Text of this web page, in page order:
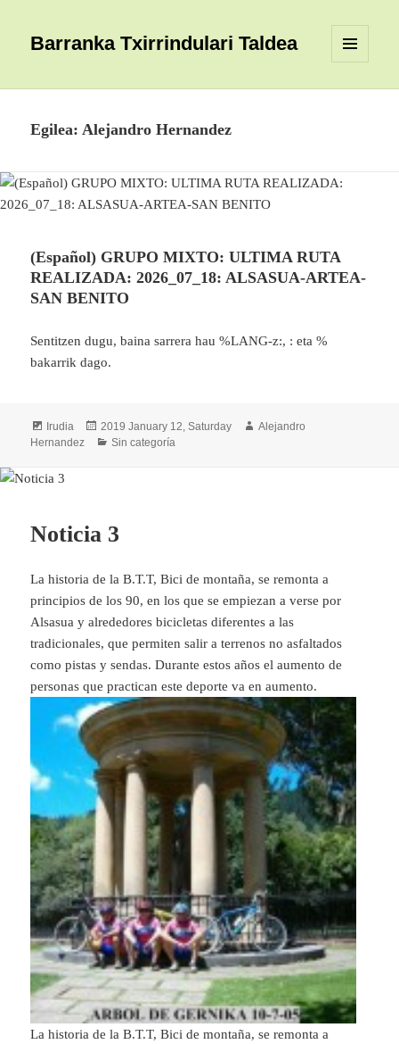
Barranka Txirrindulari Taldea
WIDGETAK
Egilea:Alejandro Hernandez
(Español) GRUPO MIXTO: ULTIMA RUTA
REALIZADA: 2026_07_18: ALSASUA-ARTEA-
SAN BENITO
Sentitzen dugu, baina sarrera hau %LANG-z:, : eta %
bakarrik dago.
Formatua
Irudia
Argitaratze-
data
2019 January 12, Saturday Egilea
Alejandro
Hernandez
Kategoriak
Sin categoría
Noticia 3
La historia de la B.T.T, Bici de montaña, se remonta a
principios de los 90, en los que se empiezan a verse por
Alsasua y alrededores bicicletas diferentes a las
tradicionales, que permiten salir a terrenos no asfaltados
como pistas y sendas. Durante estos años el aumento de
personas que practican este deporte va en aumento.
La historia de la B.T.T, Bici de montaña, se remonta a